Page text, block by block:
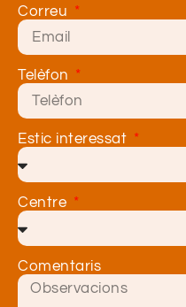
Correu
Telèfon
Estic interessat
Centre
Comentaris